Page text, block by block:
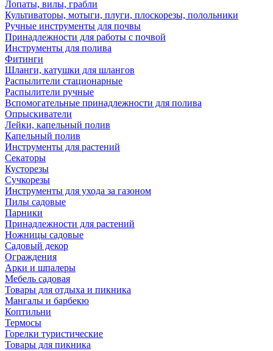
Лопаты, вилы, грабли
Культиваторы, мотыги, плуги, плоскорезы, полольники
Ручные инструменты для почвы
Принадлежности для работы с почвой
Инструменты для полива
Фитинги
Шланги, катушки для шлангов
Распылители стационарные
Распылители ручные
Вспомогательные принадлежности для полива
Опрыскиватели
Лейки, капельный полив
Капельный полив
Инструменты для растений
Секаторы
Кусторезы
Сучкорезы
Инструменты для ухода за газоном
Пилы садовые
Парники
Принадлежности для растений
Ножницы садовые
Садовый декор
Ограждения
Арки и шпалеры
Мебель садовая
Товары для отдыха и пикника
Мангалы и барбекю
Коптильни
Термосы
Горелки туристические
Товары для пикника